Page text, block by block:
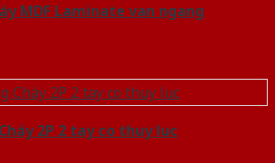
MDF Laminate van ngang
2P 2 tay co thuy luc